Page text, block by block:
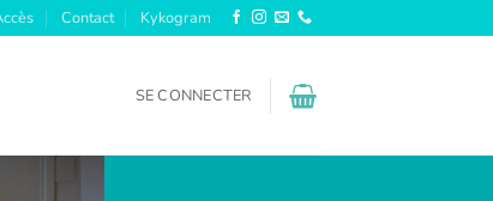
Contact Kykogram
SE CONNECTER